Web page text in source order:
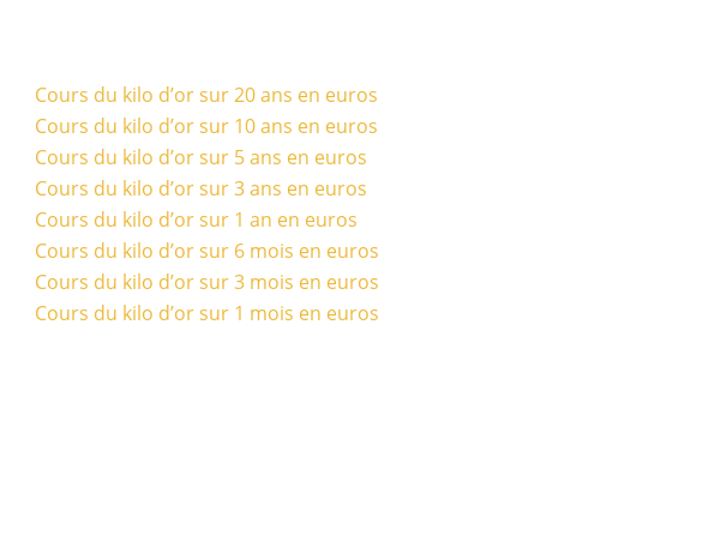
Cours du kilo d’or sur 20 ans en euros
Cours du kilo d’or sur 10 ans en euros
Cours du kilo d’or sur 5 ans en euros
Cours du kilo d’or sur 3 ans en euros
Cours du kilo d’or sur 1 an en euros
Cours du kilo d’or sur 6 mois en euros
Cours du kilo d’or sur 3 mois en euros
Cours du kilo d’or sur 1 mois en euros